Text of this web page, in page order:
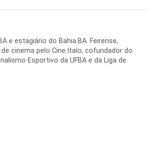
e estagiário do Bahia.BA. Feirense,
cinema pelo Cine.Italo, cofundador do
Esportivo da UFBA e da Liga de